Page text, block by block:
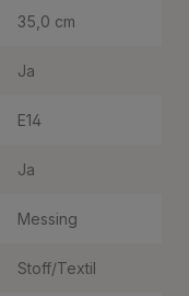
35,0 cm
Ja
E14
Ja
Messing
Stoff/Textil